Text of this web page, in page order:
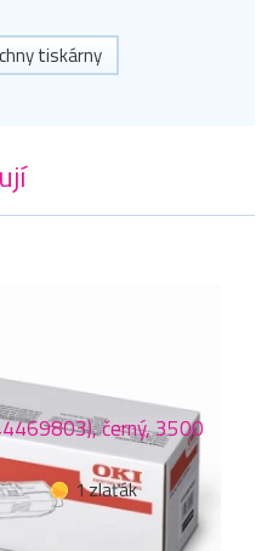
tiskárny
černý, 3500
1 zlaťák